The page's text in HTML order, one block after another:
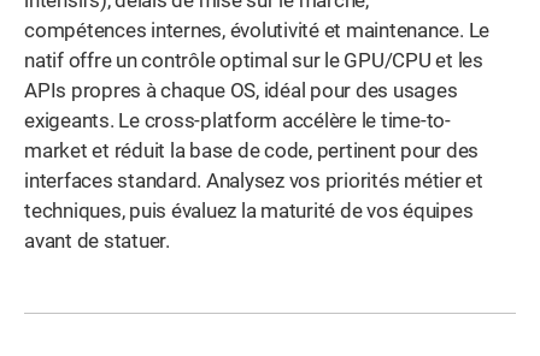
compétences internes, évolutivité et maintenance. Le
natif offre un contrôle optimal sur le GPU/CPU et les
APIs propres à chaque OS, idéal pour des usages
exigeants. Le cross-platform accélère le time-to-
market et réduit la base de code, pertinent pour des
interfaces standard. Analysez vos priorités métier et
techniques, puis évaluez la maturité de vos équipes
avant de statuer.